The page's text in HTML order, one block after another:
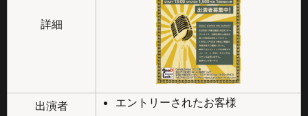
詳細
出演者
エントリーされたお客様